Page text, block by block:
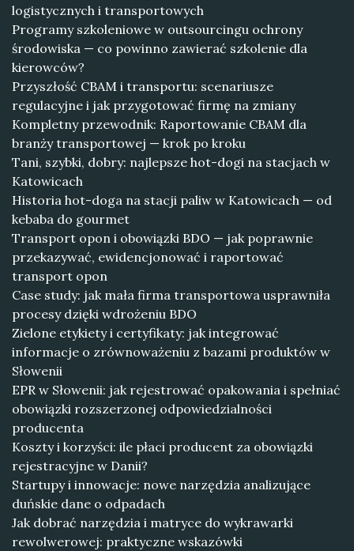
logistycznych i transportowych
Programy szkoleniowe w outsourcingu ochrony
środowiska — co powinno zawierać szkolenie dla
kierowców?
Przyszłość CBAM i transportu: scenariusze
regulacyjne i jak przygotować firmę na zmiany
Kompletny przewodnik: Raportowanie CBAM dla
branży transportowej — krok po kroku
Tani, szybki, dobry: najlepsze hot-dogi na stacjach w
Katowicach
Historia hot-doga na stacji paliw w Katowicach — od
kebaba do gourmet
Transport opon i obowiązki BDO — jak poprawnie
przekazywać, ewidencjonować i raportować
transport opon
Case study: jak mała firma transportowa usprawniła
procesy dzięki wdrożeniu BDO
Zielone etykiety i certyfikaty: jak integrować
informacje o zrównoważeniu z bazami produktów w
Słowenii
EPR w Słowenii: jak rejestrować opakowania i spełniać
obowiązki rozszerzonej odpowiedzialności
producenta
Koszty i korzyści: ile płaci producent za obowiązki
rejestracyjne w Danii?
Startupy i innowacje: nowe narzędzia analizujące
duńskie dane o odpadach
Jak dobrać narzędzia i matryce do wykrawarki
rewolwerowej: praktyczne wskazówki